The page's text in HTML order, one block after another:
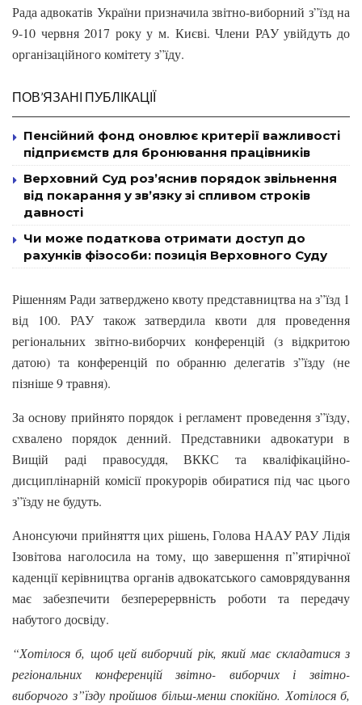
Рада адвокатів України призначила звітно-виборний з”їзд на
9-10 червня 2017 року у м. Києві. Члени РАУ увійдуть до
організаційного комітету з”їду.
ПОВ’ЯЗАНІ ПУБЛІКАЦІЇ
Пенсійний фонд оновлює критерії важливості
підприємств для бронювання працівників
Верховний Суд роз’яснив порядок звільнення
від покарання у зв’язку зі спливом строків
давності
Чи може податкова отримати доступ до
рахунків фізособи: позиція Верховного Суду
Рішенням Ради затверджено квоту представництва на з”їзд 1
від 100. РАУ також затвердила квоти для проведення
регіональних звітно-виборчих конференцій (з відкритою
датою) та конференцій по обранню делегатів з”їзду (не
пізніше 9 травня).
За основу прийнято порядок і регламент проведення з”їзду,
схвалено порядок денний. Представники адвокатури в
Вищій раді правосуддя, ВККС та кваліфікаційно-
дисциплінарній комісії прокурорів обиратися під час цього
з”їзду не будуть.
Анонсуючи прийняття цих рішень, Голова НААУ РАУ Лідія
Ізовітова наголосила на тому, що завершення п”ятирічної
каденції керівництва органів адвокатського самоврядування
має забезпечити безперерервність роботи та передачу
набутого досвіду.
“Хотілося б, щоб цей виборчий рік, який має складатися з
регіональних конференцій звітно- виборчих і звітно-
виборчого з”їзду пройшов більш-менш спокійно. Хотілося б,